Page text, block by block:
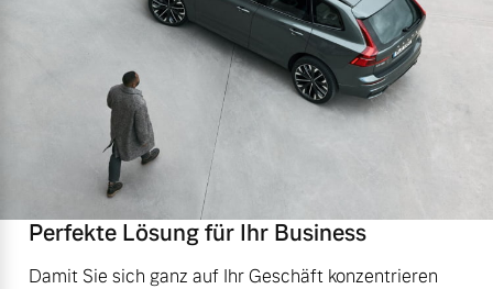
Perfekte Lösung für Ihr Business
Damit Sie sich ganz auf Ihr Geschäft konzentrieren